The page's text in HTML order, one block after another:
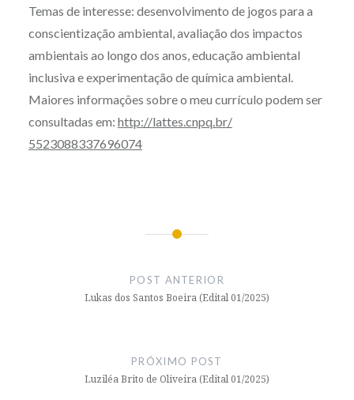
Temas de interesse: desenvolvimento de jogos para a
conscientização ambiental, avaliação dos impactos
ambientais ao longo dos anos, educação ambiental
inclusiva e experimentação de química ambiental.
Maiores informações sobre o meu currículo podem ser
consultadas em: http://lattes.cnpq.br/
5523088337696074
POST ANTERIOR
Lukas dos Santos Boeira (Edital 01/2025)
PRÓXIMO POST
Luziléa Brito de Oliveira (Edital 01/2025)